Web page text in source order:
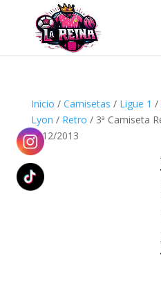
Búsqueda
productos
Inicio / Camisetas / Ligue 1 /
Lyon / Retro / 3ª Camiseta
2012/2013